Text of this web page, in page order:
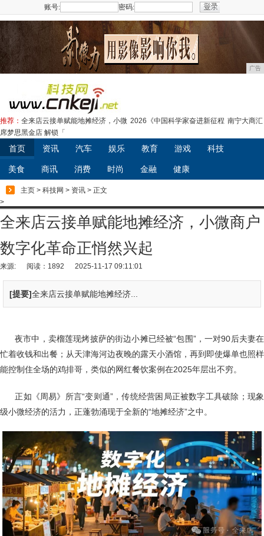
账号: 密码:
广告
推荐： 全来店云接单赋能地摊经济，小微 2026《中国科学家奋进新征程 南宁大商汇
席梦思黑金店 解锁「
首页 资讯 汽车 娱乐 教育 游戏 科技
美食 商讯 消费 时尚 金融 健康
主页 > 科技网 > 资讯 > 正文
>
全来店云接单赋能地摊经济，小微商户
数字化革命正悄然兴起
来源: 阅读：1892 2025-11-17 09:11:01
[提要]全来店云接单赋能地摊经济...
夜市中，卖榴莲现烤披萨的街边小摊已经被“包围”，一对90后夫妻在
忙着收钱和出餐；从天津海河边夜晚的露天小酒馆，再到即使爆单也照样
能控制住全场的鸡排哥，类似的网红餐饮案例在2025年层出不穷。
正如《周易》所言“变则通”，传统经营困局正被数字工具破除；现象
级小微经济的活力，正蓬勃涌现于全新的“地摊经济”之中。